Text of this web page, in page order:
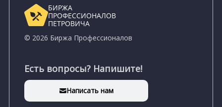
БИРЖА
ПРОФЕССИОНАЛОВ
ПЕТРОВИЧА
© 2026 Биржа Профессионалов
Есть вопросы? Напишите!
Написать нам